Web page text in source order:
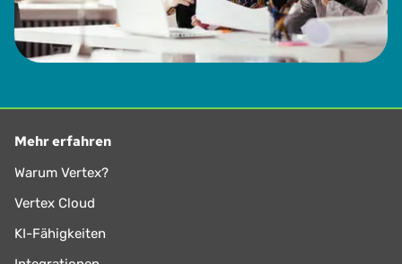
Mehr erfahren
Warum Vertex?
Vertex Cloud
KI-Fähigkeiten